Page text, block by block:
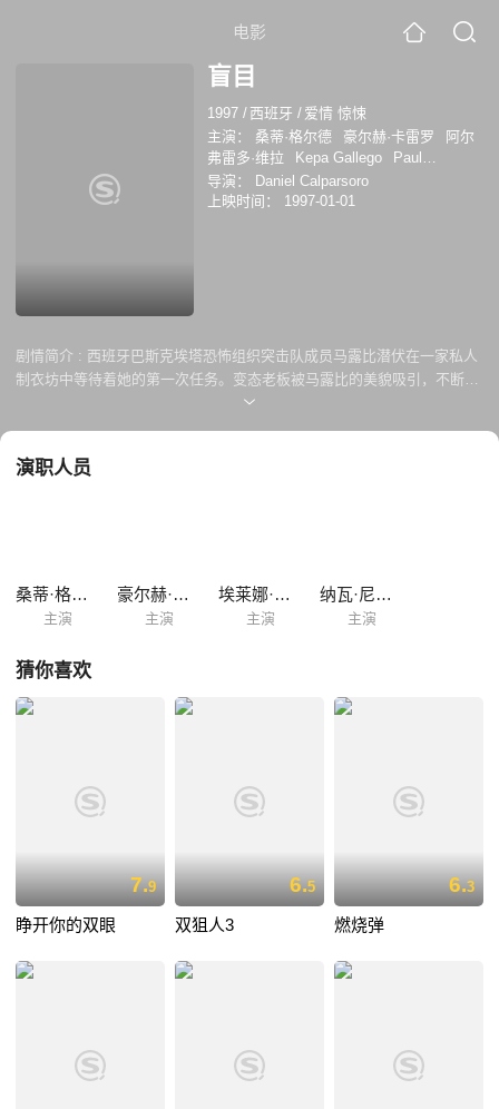
电影
盲目
1997 / 西班牙 / 爱情 惊悚
主演：
桑蒂·格尔德 豪尔赫·卡雷罗
阿尔
弗雷多·维拉
Kepa Gallego
Paul
Zubillaga
Esther Velasco
塔
Teresa Calo 马里维·比巴
导演：
Daniel Calparsoro
上映时间：
1997-01-01
剧情简介 : 西班牙巴斯克埃塔恐怖组织突击队成员马露比潜伏在一家私人
制衣坊中等待着她的第一次任务。变态老板被马露比的美貌吸引，不断地
威胁并多次想要和她发生关系。在马露比执行的第一次袭击任务中，她因
警方的追逐，返回变态老板的制衣坊躲藏，却不幸成为老板的人质。在要
演职人员
桑蒂·格尔德
主演
豪尔赫·卡雷罗
主演
埃莱娜·伊鲁雷塔
主演
纳瓦·尼姆利
主演
猜你喜欢
7.9
睁开你的双眼
6.5
双狙人3
6.3
燃烧弹